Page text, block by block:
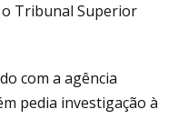
Tribunal Superior
com a agência
pedia investigação à